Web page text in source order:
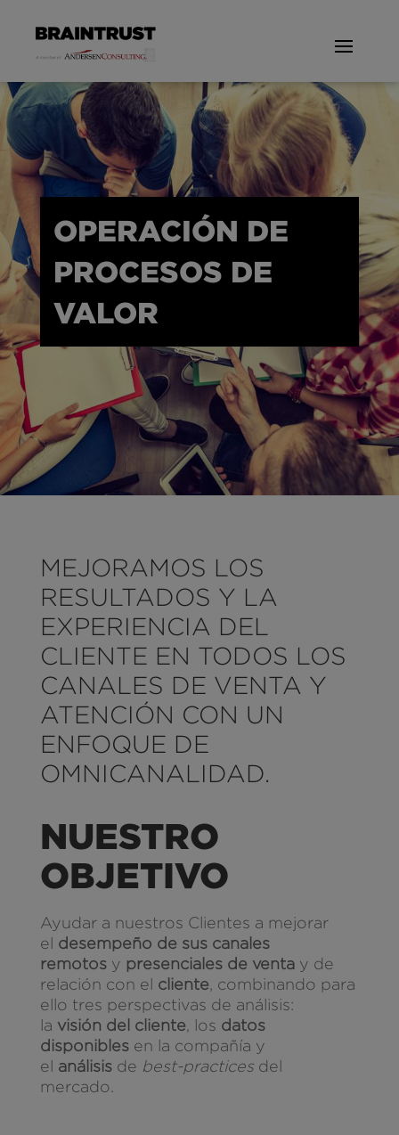
OPERACIÓN DE
PROCESOS DE
VALOR
MEJORAMOS LOS
RESULTADOS Y LA
EXPERIENCIA DEL
CLIENTE EN TODOS LOS
CANALES DE VENTA Y
ATENCIÓN CON UN
ENFOQUE DE
OMNICANALIDAD.
NUESTRO
OBJETIVO
Ayudar a nuestros Clientes a mejorar
el desempeño de sus canales
remotosy presenciales de ventay de
relación con el cliente, combinando para
ello tres perspectivas de análisis:
la visión del cliente, los datos
disponiblesen la compañía y
el análisisde best-practicesdel
mercado.